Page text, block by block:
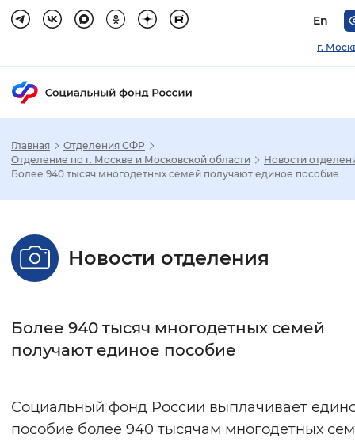
En
г.
Настройка режима отображения
Стандартный Увеличенный
Нормальный Увеличенный
Главная
Отделения СФР
Отделение по г. Москве и Московской области
Новости
Более 940 тысяч многодетных семей получают единое пособие
Новости отделения
Более 940 тысяч многодетных семей
получают единое пособие
Социальный фонд России выплачивает
пособие более 940 тысячам многодетных